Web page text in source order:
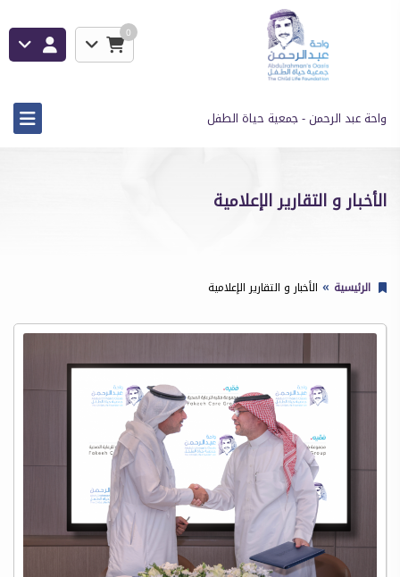
0
واحة عبد الرحمن - جمعية حياة الطفل
الأخبار و التقارير الإعلامية
الرئيسية الأخبار و التقارير الإعلامية